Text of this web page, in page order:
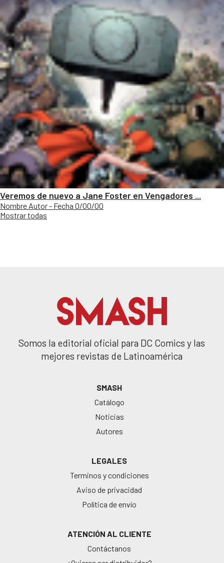
Veremos de nuevo a Jane Foster en Vengadores ...
Nombre Autor - Fecha 0/00/00
Mostrar todas
Somos la editorial oficial para DC Comics y las
mejores revistas de Latinoamérica
SMASH
Catálogo
Noticias
Autores
LEGALES
Terminos y condiciones
Aviso de privacidad
Política de envío
ATENCIÓN AL CLIENTE
Contáctanos